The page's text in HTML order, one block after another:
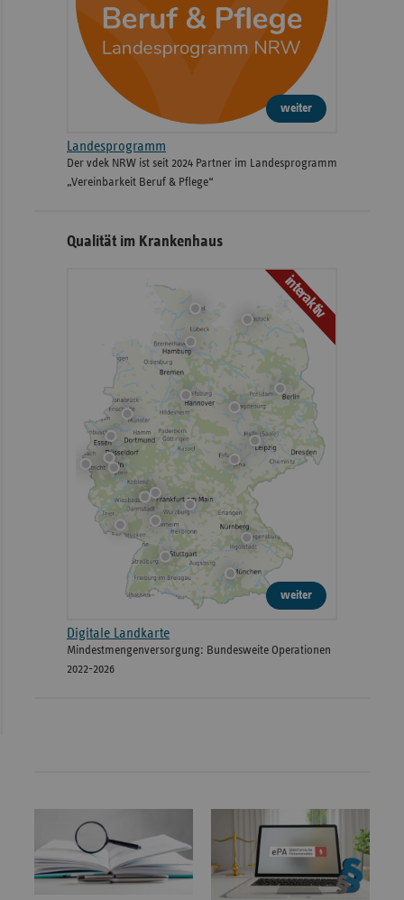
weiter
Landesprogramm
Der vdek NRW ist seit 2024 Partner im Landesprogramm
„Vereinbarkeit Beruf & Pflege“
Qualität im Krankenhaus
interaktiv
weiter
Digitale Landkarte
Mindestmengenversorgung: Bundesweite Operationen
2022-2026